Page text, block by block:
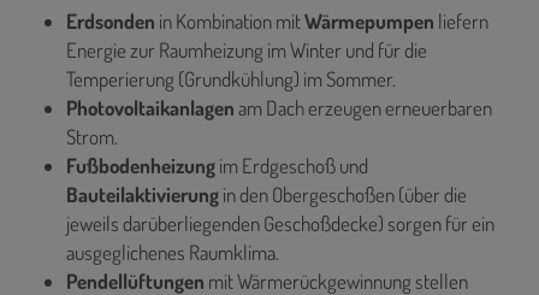
Erdsonden in Kombination mitWärmepumpen liefern
Energie zurRaumheizung im Winter und für die
Temperierung (Grundkühlung) im Sommer.
Photovoltaikanlagenam Dach erzeugen erneuerbaren
Strom.
Fußbodenheizungim Erdgeschoß und
Bauteilaktivierungin den Obergeschoßen (über die
jeweils darüberliegenden Geschoßdecke) sorgen für ein
ausgeglichenes Raumklima.
Pendellüftungen mit Wärmerückgewinnung stellen